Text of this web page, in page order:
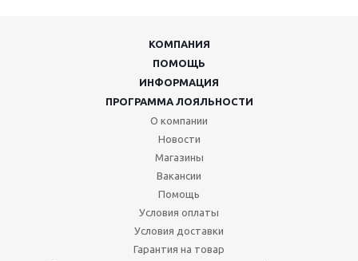
КОМПАНИЯ
ПОМОЩЬ
ИНФОРМАЦИЯ
ПРОГРАММА ЛОЯЛЬНОСТИ
О компании
Новости
Магазины
Вакансии
Помощь
Условия оплаты
Условия доставки
Гарантия на товар